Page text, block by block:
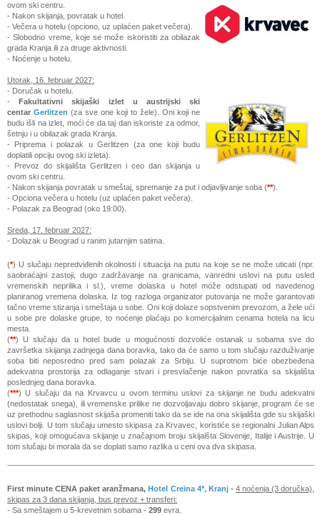
ovom ski centru.
- Nakon skijanja, povratak u hotel.
- Večera u hotelu (opciono, uz uplaćen paket večera).
- Slobodno vreme, koje se može iskoristiti za obilazak
grada Kranja ili za druge aktivnosti.
- Noćenje u hotelu.
Utorak, 16. februar 2027:
- Doručak u hotelu.
-Fakultativni skijaški izlet u austrijski ski
centarGerlitzen (za sve one koji to žele). Oni koji ne
budu išli na izlet, moći će da taj dan iskoriste za odmor,
šetnju i u obilazak grada Kranja.
- Priprema i polazak u Gerlitzen (za one koji budu
doplatili opciju ovog ski izleta).
- Prevoz do skijališta Gerlitzen i ceo dan skijanja u
ovom ski centru.
- Nakon skijanja povratak u smeštaj, spremanje za put i odjavljivanje soba (**).
- Opciona večera u hotelu (uz uplaćen paket večera).
- Polazak za Beograd (oko 19:00).
Sreda, 17. februar 2027:
- Dolazak u Beograd u ranim jutarnjim satima.
(*) U slučaju nepredviđenih okolnosti i situacija na putu na koje se ne može uticati (npr.
saobraćajni zastoji, dugo zadržavanje na granicama, vanredni uslovi na putu usled
vremenskih neprilika i sl.), vreme dolaska u hotel može odstupati od navedenog
planiranog vremena dolaska. Iz tog razloga organizator putovanja ne može garantovati
tačno vreme stizanja i smeštaja u sobe. Oni koji dolaze sopstvenim prevozom, a žele ući
u sobe pre dolaske grupe, to noćenje plaćaju po komercijalnim cenama hotela na licu
mesta.
(**) U slučaju da u hotel bude u mogućnosti dozvoliće ostanak u sobama sve do
završetka skijanja zadnjega dana boravka, tako da će samo u tom slučaju razduživanje
soba biti neposredno pred sam polazak za Srbiju. U suprotnom biće obezbeđena
adekvatna prostorija za odlaganje stvari i presvlačenje nakon povratka sa skijališta
poslednjeg dana boravka.
(***) U slučaju da na Krvavcu u ovom terminu uslovi za skijanje ne budu adekvatni
(nedostatak snega), ili vremenske prilike ne dozvoljavaju dobro skijanje, program će se
uz prethodnu saglasnost skijaša promeniti tako da se ide na ona skijališta gde su skijaški
uslovi bolji. U tom slučaju umesto skipasa za Krvavec, koristiće se regionalni Julian Alps
skipas, koji omogućava skijanje u značajnom broju skijalšta Slovenije, Italije i Austrije. U
tom slučaju bi morala da se doplati samo razlika u ceni ova dva skipasa.
First minute CENA paket aranžmana,Hotel Creina 4*, Kranj- 4 noćenja (3 doručka),
skipas za 3 dana skijanja, bus prevoz + transferi:
- Sa smeštajem u 5-krevetnim sobama - 299 evra.